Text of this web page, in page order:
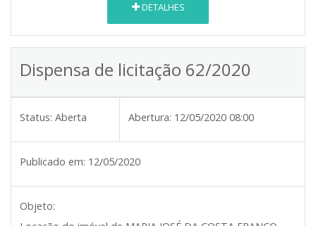
DETALHES
Dispensa de licitação 62/2020
Status: Aberta Abertura: 12/05/2020 08:00
Publicado em: 12/05/2020
Objeto: